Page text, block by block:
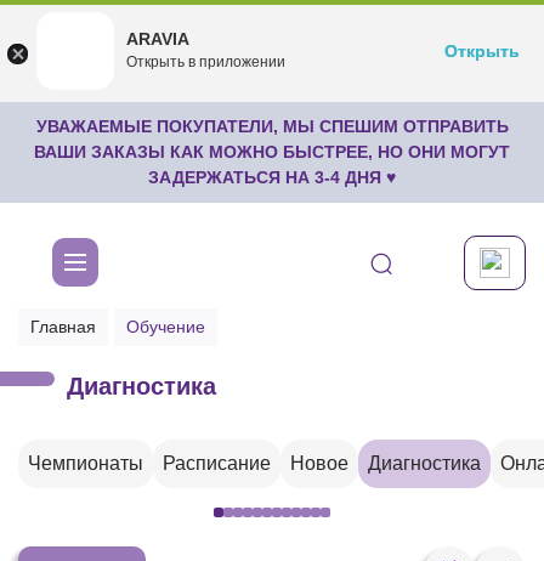
undefined
Бесплатноru.aravia.new
Открыть
УВАЖАЕМЫЕ ПОКУПАТЕЛИ, МЫ СПЕШИМ ОТПРАВИТЬ
ВАШИ ЗАКАЗЫ КАК МОЖНО БЫСТРЕЕ, НО ОНИ МОГУТ
ЗАДЕРЖАТЬСЯ НА 3-4 ДНЯ ♥
Главная Обучение
Диагностика
Чемпионаты Расписание Новое Диагностика
ARAVIA
Открыть в приложении
Открыть